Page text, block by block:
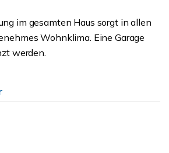
im gesamten Haus sorgt in allen
Wohnklima. Eine Garage
werden.